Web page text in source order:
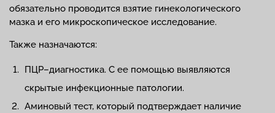
обязательно проводится взятие гинекологического
мазка и его микроскопическое исследование.
Также назначаются:
ПЦР–диагностика. С ее помощью выявляются
скрытые инфекционные патологии.
Аминовый тест, который подтверждает наличие